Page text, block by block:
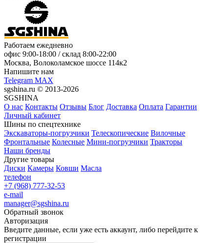
Работаем ежедневно
офис 9:00-18:00 / склад 8:00-22:00
Москва, Волоколамское шоссе 114к2
Напишите нам
Telegram MAX
sgshina.ru © 2013-2026
SGSHINA
О нас Контакты Отзывы Блог Доставка Оплата Гарантии
Личный кабинет
Шины по спецтехнике
Экскаваторы-погрузчики Телескопические Вилочные
Фронтальные Колесные Мини-погрузчики Тракторы
Наши бренды
Другие товары
Диски Камеры Ковши Масла
телефон
+7 (968) 777-32-53
e-mail
manager@sgshina.ru
Обратный звонок
Авторизация
Введите данные, если уже есть аккаунт, либо перейдите к
регистрации